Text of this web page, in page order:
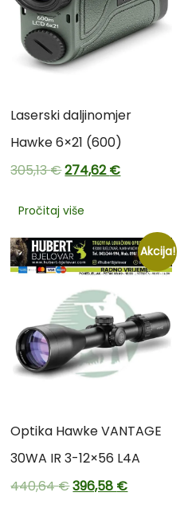
Laserski daljinomjer
Hawke 6×21 (600)
305,13€274,62€
Pročitaj više
Akcija!
Optika Hawke VANTAGE
30WA IR 3-12×56 L4A
440,64€396,58 €